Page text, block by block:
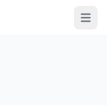
Open